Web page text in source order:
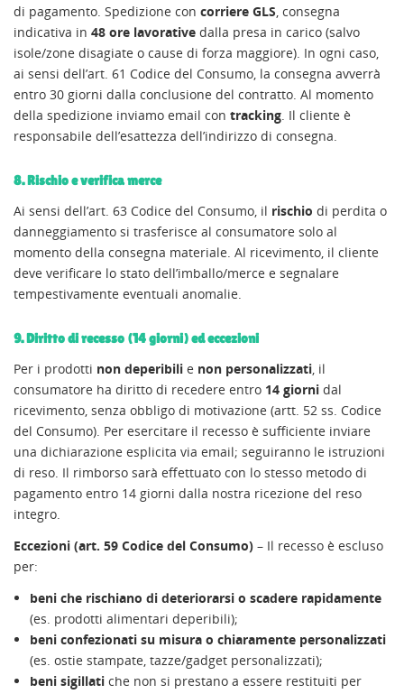
di pagamento. Spedizione con corriere GLS, consegna
indicativa in 48 ore lavorative dalla presa in carico (salvo
isole/zone disagiate o cause di forza maggiore). In ogni caso,
ai sensi dell’art. 61 Codice del Consumo, la consegna avverrà
entro 30 giorni dalla conclusione del contratto. Al momento
della spedizione inviamo email con tracking. Il cliente è
responsabile dell’esattezza dell’indirizzo di consegna.
8. Rischio e verifica merce
Ai sensi dell’art. 63 Codice del Consumo, il rischio di perdita o
danneggiamento si trasferisce al consumatore solo al
momento della consegna materiale. Al ricevimento, il cliente
deve verificare lo stato dell’imballo/merce e segnalare
tempestivamente eventuali anomalie.
9. Diritto di recesso (14 giorni) ed eccezioni
Per i prodotti non deperibili e non personalizzati, il
consumatore ha diritto di recedere entro 14 giorni dal
ricevimento, senza obbligo di motivazione (artt. 52 ss. Codice
del Consumo). Per esercitare il recesso è sufficiente inviare
una dichiarazione esplicita via email; seguiranno le istruzioni
di reso. Il rimborso sarà effettuato con lo stesso metodo di
pagamento entro 14 giorni dalla nostra ricezione del reso
integro.
Eccezioni (art. 59 Codice del Consumo) – Il recesso è escluso
per:
beni che rischiano di deteriorarsi o scadere rapidamente
(es. prodotti alimentari deperibili);
beni confezionati su misura o chiaramente personalizzati
(es. ostie stampate, tazze/gadget personalizzati);
beni sigillati che non si prestano a essere restituiti per
((MODALTITLE))
CREA LISTA DEI DESIDERI
ACCEDI